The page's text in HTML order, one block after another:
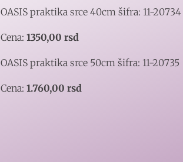
OASIS praktika srce 40cm šifra: 11-20734
Cena: 1350,00 rsd
OASIS praktika srce 50cm šifra: 11-20735
Cena: 1.760,00 rsd